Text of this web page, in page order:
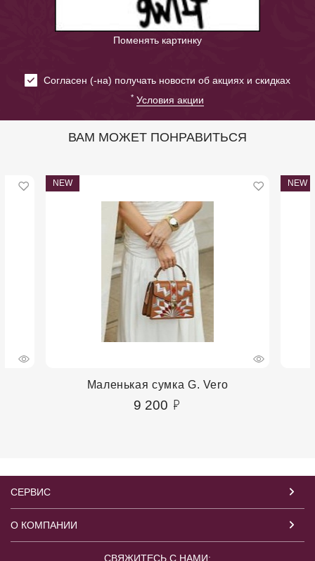
Поменять картинку
Cогласен (-на) получать новости об акциях и скидках
* Условия акции
ВАМ МОЖЕТ ПОНРАВИТЬСЯ
NEW
Маленькая сумка G. Vero
9 200
NEW
СЕРВИС
О КОМПАНИИ
СВЯЖИТЕСЬ С НАМИ: